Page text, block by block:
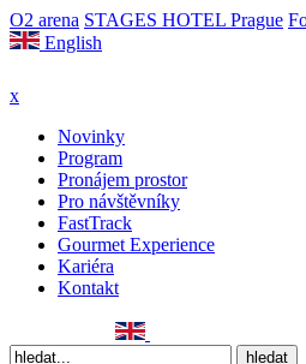
O2 arena STAGES HOTEL Prague
English
x
Novinky
Program
Pronájem prostor
Pro návštěvníky
FastTrack
Gourmet Experience
Kariéra
Kontakt